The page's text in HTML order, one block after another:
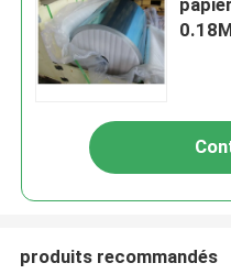
produits recommandés